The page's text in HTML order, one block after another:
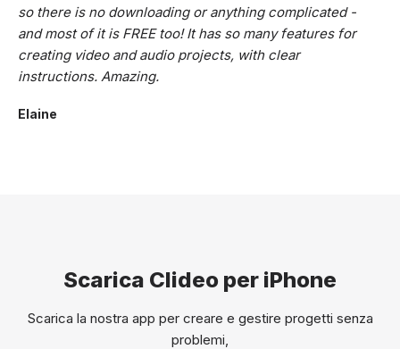
so there is no downloading or anything complicated -
and most of it is FREE too! It has so many features for
creating video and audio projects, with clear
instructions. Amazing.
Elaine
Scarica Clideo per iPhone
Scarica la nostra app per creare e gestire progetti senza
problemi,